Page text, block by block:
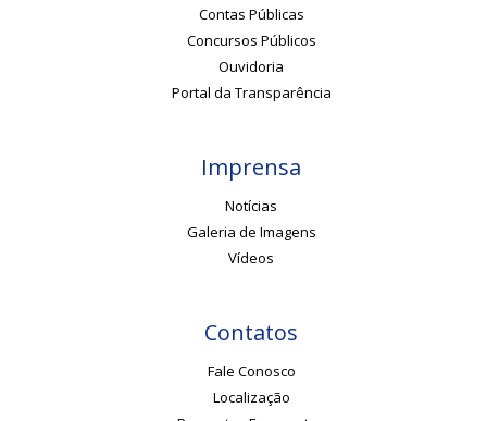
Contas Públicas
Concursos Públicos
Ouvidoria
Portal da Transparência
Imprensa
Notícias
Galeria de Imagens
Vídeos
Contatos
Fale Conosco
Localização